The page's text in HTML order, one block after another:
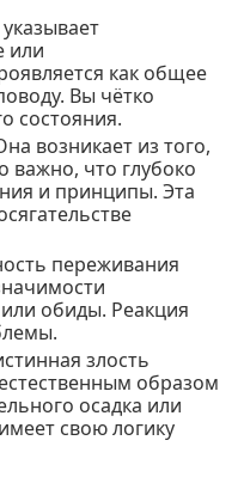
или
как общее
Вы чётко
состояния.
возникает из того,
важно, что глубоко
и принципы. Эта
переживания
обиды. Реакция
злость
образом
осадка или
свою логику